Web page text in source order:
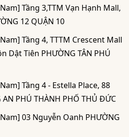
Tầng 3,TTM Vạn Hạnh Mall,
12 QUẬN 10
Tầng 4, TTTM Crescent Mall
Dật Tiên PHƯỜNG TÂN PHÚ
Tầng 4 - Estella Place, 88
PHÚ THÀNH PHỐ THỦ ĐỨC
03 Nguyễn Oanh PHƯỜNG